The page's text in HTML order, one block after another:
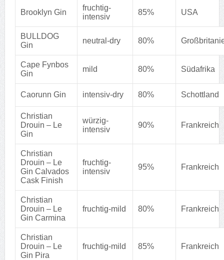
Brooklyn Gin
fruchtig-
intensiv
85% USA
BULLDOG
Gin
neutral-dry 80%
Cape Fynbos
Gin
mild 80% Südafrika
Caorunn Gin intensiv-dry 80% Schottland
Christian
Drouin – Le
Gin
würzig-
intensiv
90% Frankreich
Christian
Drouin – Le
Gin Calvados
Cask Finish
fruchtig-
intensiv
95% Frankreich
Christian
Drouin – Le
Gin Carmina
fruchtig-mild 80% Frankreich
Christian
Drouin – Le
Gin Pira
fruchtig-mild 85% Frankreich